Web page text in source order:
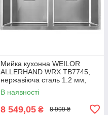
Мийка кухонна WEILOR
ALLERHAND WRX TB7745,
нержавіюча сталь 1.2 мм,
двочашева, врізна / під
стільницю
В наявності
8 549,05 ₴ 8 999 ₴